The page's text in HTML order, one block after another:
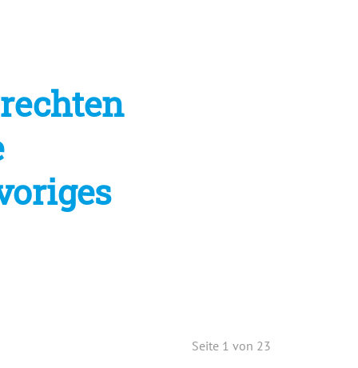
Seite 1 von 23